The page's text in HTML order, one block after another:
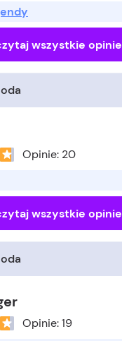
wszystkie opinie
Opinie: 20
wszystkie opinie
Opinie: 19